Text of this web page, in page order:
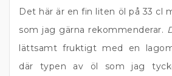
Det här är en fin liten öl på 33 cl
som jag gärna rekommenderar.
lättsamt fruktigt med en
där typen av öl som jag